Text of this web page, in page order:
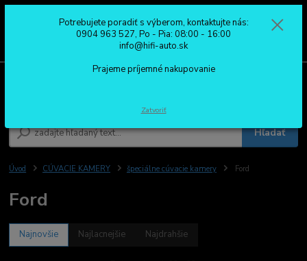
Hľadať
0904 963 527
Po - Pia: 08:00 - 16:00
Úvod CÚVACIE KAMERY špeciálne cúvacie kamery Ford
Ford
Najnovšie Najlacnejšie Najdrahšie
Potrebujete poradiť s výberom, kontaktujte nás:
0904 963 527, Po - Pia: 08:00 - 16:00
info@hifi-auto.sk
Prajeme príjemné nakupovanie
Zatvoriť